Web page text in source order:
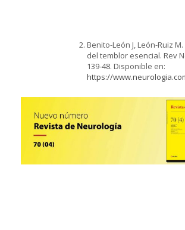
Benito-León J, León-Ruiz
del temblor esencial. Rev
139-48. Disponible en:
https://